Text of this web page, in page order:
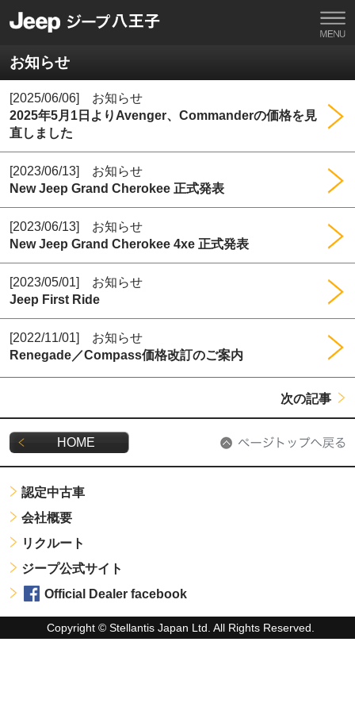
お知らせ
[2025/06/06] お知らせ
2025年5月1日よりAvenger、Commanderの価格を見
直しました
[2023/06/13] お知らせ
New Jeep Grand Cherokee 正式発表
[2023/06/13] お知らせ
New Jeep Grand Cherokee 4xe 正式発表
[2023/05/01] お知らせ
Jeep First Ride
[2022/11/01] お知らせ
Renegade／Compass価格改訂のご案内
次の記事
HOME
認定中古車
会社概要
リクルート
ジープ公式サイト
Official Dealer facebook
Copyright © Stellantis Japan Ltd. All Rights Reserved.